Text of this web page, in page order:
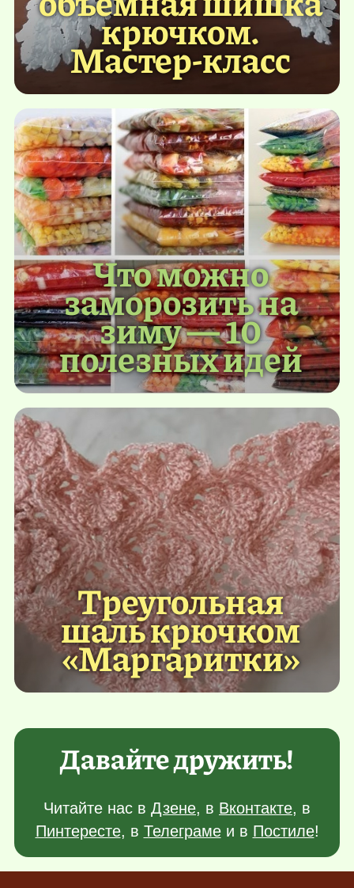
крючком.
Мастер-класс
Что можно
заморозить на
зиму — 10
полезных идей
Треугольная
шаль крючком
«Маргаритки»
Давайте дружить!
Читайте нас в Дзене, в Вконтакте, в
Пинтересте, в Телеграмеи в Постиле!